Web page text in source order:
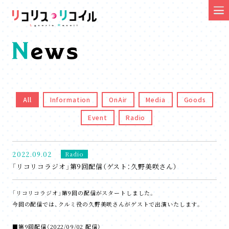
All Information OnAir Media Goods
Event Radio
2022.09.02 Radio
「リコリコラジオ」第9回配信（ゲスト：久野美咲さん）
「リコリコラジオ」第9回の配信がスタートしました。
今回の配信では、クルミ役の久野美咲さんがゲストで出演いたします。
■第9回配信（2022/09/02 配信）